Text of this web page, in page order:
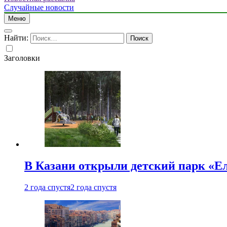
Случайные новости
Меню
Найти:
Заголовки
В Казани открыли детский парк
2 года спустя2 года спустя